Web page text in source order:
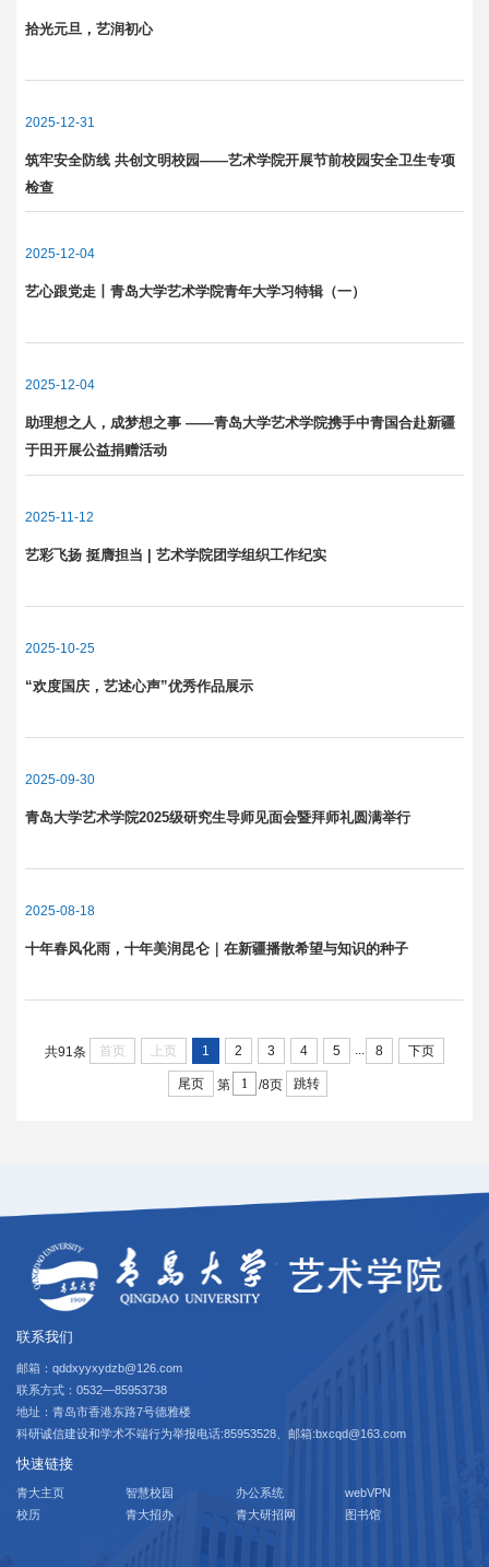
拾光元旦，艺润初心
2025-12-31
筑牢安全防线 共创文明校园——艺术学院开展节前校园安全卫生专项
检查
2025-12-04
艺心跟党走丨青岛大学艺术学院青年大学习特辑（一）
2025-12-04
助理想之人，成梦想之事 ——青岛大学艺术学院携手中青国合赴新疆
于田开展公益捐赠活动
2025-11-12
艺彩飞扬 挺膺担当 | 艺术学院团学组织工作纪实
2025-10-25
“欢度国庆，艺述心声”优秀作品展示
2025-09-30
青岛大学艺术学院2025级研究生导师见面会暨拜师礼圆满举行
2025-08-18
十年春风化雨，十年美润昆仑｜在新疆播散希望与知识的种子
共91条 首页 上页 1 2 3 4 5 ... 8 下页
尾页 第 /8页 跳转
联系我们
邮箱：qddxyyxydzb@126.com
联系方式：0532—85953738
地址：青岛市香港东路7号德雅楼
科研诚信建设和学术不端行为举报电话:85953528、邮箱:bxcqd@163.com
快速链接
青大主页 智慧校园 办公系统
webVPN
校历
青大招办 青大研招网 图书馆